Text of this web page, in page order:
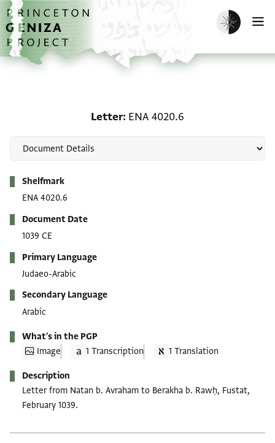
Skip to main content
home
Enable dark
Letter ENA 4020.6
Shelfmark
ENA 4020.6
Document Date
1039 CE
Primary Language
Judaeo-Arabic
Secondary Language
Arabic
What's in the PGP
Image
1 Transcription 1 Translation
Description
Letter from Natan b. Avraham to Berakha b. Rawḥ, Fustat,
February 1039.